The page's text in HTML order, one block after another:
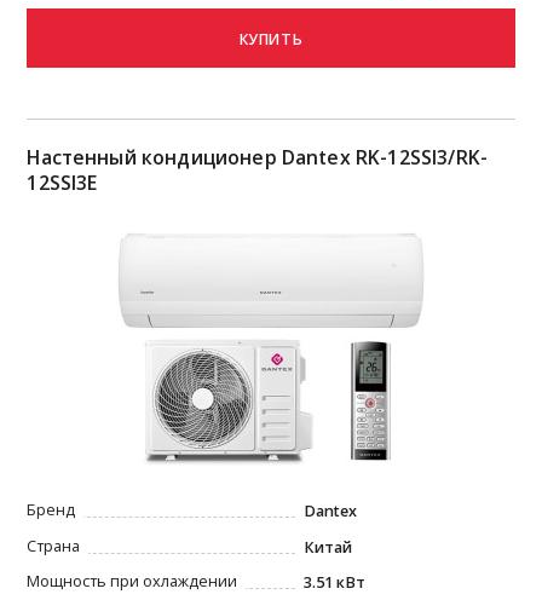
КУПИТЬ
Настенный кондиционер Dantex RK-12SSI3/RK-
12SSI3E
Бренд
Dantex
Страна
Китай
Мощность при охлаждении
3.51 кВт